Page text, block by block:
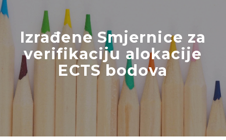
Izrađene Smjernice za
verifikaciju alokacije
ECTS bodova